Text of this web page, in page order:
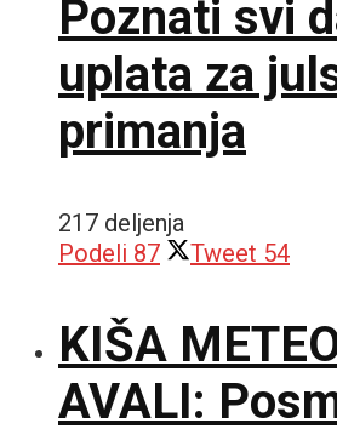
Poznati svi
uplata za
primanja
217 deljenja
Podeli 87 Tweet 54
KIŠA
AVALI: